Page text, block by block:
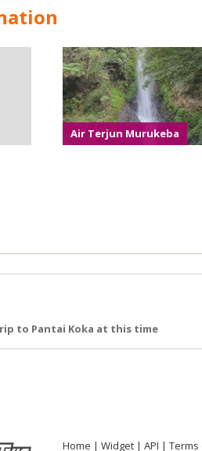
Air Terjun Murukeba
to Pantai Koka at this time
Home Widget API Terms